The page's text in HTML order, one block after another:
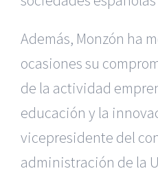
Además, Monzón ha
ocasiones su
de la actividad
educación y la
vicepresidente del
administración de la